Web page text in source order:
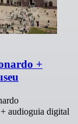
+
audioguia digital